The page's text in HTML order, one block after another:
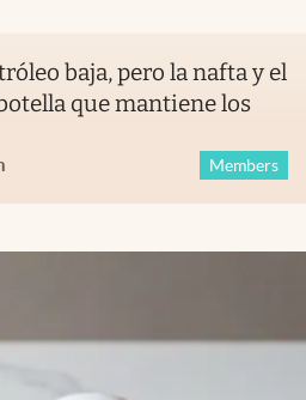
baja, pero la nafta y el
que mantiene los
Members